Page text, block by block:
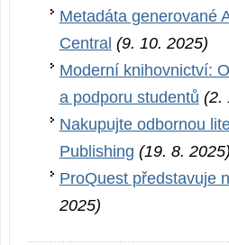
Metadáta generované
Central (9. 10. 2025)
Moderní knihovnictví:
a podporu studentů (2.
Nakupujte odbornou
Publishing (19. 8. 2025)
ProQuest představuje
2025)